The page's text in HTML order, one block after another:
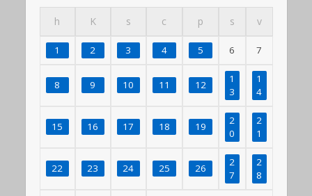
h K s c p s v
1 2 3 4 5 6 7
8 9 10 11 12
1
3
1
4
15 16 17 18 19
2
0
2
1
22 23 24 25 26
2
7
2
8